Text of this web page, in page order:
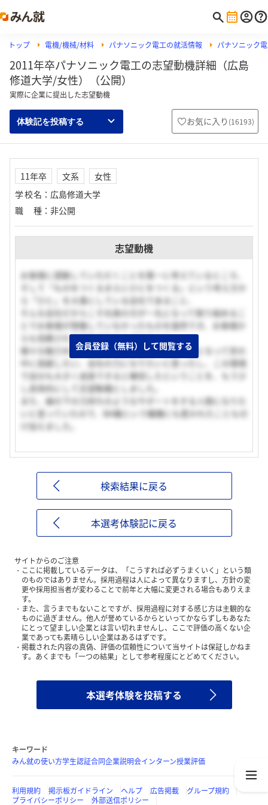
トップ 電機/機械/材料 パナソニック電工の就活情報 パナソニック
2011年卒パナソニック電工の志望動機詳細（広島
修道大学/女性）（公開）
実際に企業に提出した志望動機
体験記を投稿する お気に入り (16193)
11年卒 文系
女性
学校名 ： 広島修道大学
職種 ： 非公開
志望動機
お客様に感動していただくことを第一に考えているところ、
そして「ものをつくるまえにひとをつくる」という考え方か
ら「ひと」を大事にしている会社であること、
そんな会社だからこそ社員の方が一丸となって取り組めるこ
とでお客様が想像していなかったものを提供でき、お客様か
らも信頼される会社でありつづけること、
様々な魅力を感じ理念などに共感し、私も一員となって世の
中に貢献したい、会社の力になりたいと思ったし、この環境
で自分も大きく成長できると確信したということを、もう少
し具体的にして志望動機としました。
また、縁の下の力持ちのようなサポートをする人間になりた
いと思っていたので、BA職という職種にも惹かれたことも付
け加えました。
会員登録（無料）して閲覧する
検索結果に戻る
本選考体験記に戻る
サイトからのご注意
ここに掲載しているデータは、「こうすれば必ずうまくいく」という類
のものではありません。採用過程は人によって異なりますし、方針の変
更や採用担当者が変わることで前年と大幅に変更される場合もありえま
す。
また、言うまでもないことですが、採用過程に対する感じ方は主観的な
ものに過ぎません。他人が誉めているからといってかならずしもあなた
にとって望ましい企業とは言い切れませんし、ここで評価の高くない企
業であっても素晴らしい企業はあるはずです。
掲載された内容の真偽、評価の信頼性について当サイトは保証しかねま
す。あくまでも「一つの結果」として参考程度にとどめてください。
本選考体験を投稿する
キーワード
みん就の使い方学生認証合同企業説明会インターン授業評価
利用規約 掲示板ガイドライン ヘルプ 広告掲載
グループ規約
プライバシーポリシー
外部送信ポリシー